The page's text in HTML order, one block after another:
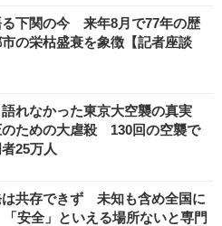
る下関の今 来年8月で77年の歴
の栄枯盛衰を象徴【記者座談
語れなかった東京大空襲の真実
ための大虐殺 130回の空襲で
25万人
は共存できず 未知も含め全国に
安全」といえる場所ないと専門